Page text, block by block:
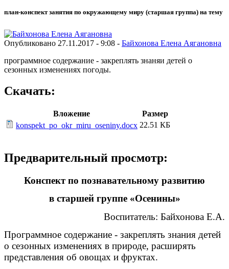
план-конспект занятия по окружающему миру (старшая группа) на тему
Опубликовано 27.11.2017 - 9:08 - Байхонова Елена Аягановна
программное содержание - закреплять знаняи детей о
сезонных изменениях погоды.
Скачать:
Вложение
Размер
konspekt_po_okr_miru_oseniny.docx 22.51 КБ
Предварительный просмотр:
Конспект по познавательному развитию
в старшей группе «Осенины»
Воспитатель: Байхонова Е.А.
Программное содержание - закреплять знания детей
о сезонных изменениях в природе, расширять
представления об овощах и фруктах.